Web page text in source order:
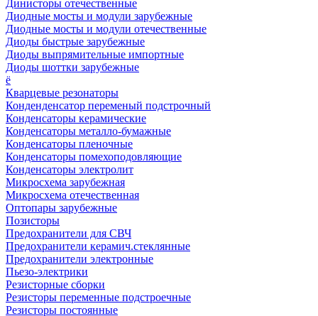
Динисторы отечественные
Диодные мосты и модули зарубежные
Диодные мосты и модули отечественные
Диоды быстрые зарубежные
Диоды выпрямительные импортные
Диоды шоттки зарубежные
ё
Кварцевые резонаторы
Конденденсатор переменый подстрочный
Конденсаторы керамические
Конденсаторы металло-бумажные
Конденсаторы пленочные
Конденсаторы помехоподовляющие
Конденсаторы электролит
Микросхема зарубежная
Микросхема отечественная
Оптопары зарубежные
Позисторы
Предохранители для СВЧ
Предохранители керамич.стеклянные
Предохранители электронные
Пьезо-электрики
Резисторные сборки
Резисторы переменные подстроечные
Резисторы постоянные